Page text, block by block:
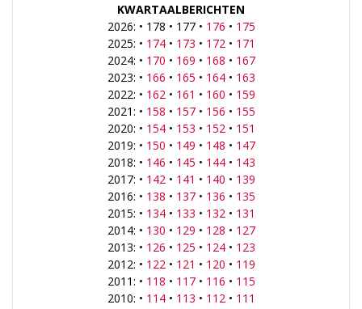
KWARTAALBERICHTEN
2026: • 178 • 177 • 176 • 175
2025: • 174• 173 • 172 • 171
2024: • 170 • 169 • 168 • 167
2023: • 166 • 165 • 164• 163
2022: • 162 • 161 • 160 • 159
2021: • 158 • 157• 156 • 155
2020: • 154• 153 • 152 • 151
2019: • 150 • 149 • 148 • 147
2018: • 146 • 145 • 144• 143
2017: • 142 • 141 • 140 • 139
2016: • 138 • 137• 136 • 135
2015: • 134• 133 • 132 • 131
2014: • 130 • 129 • 128 • 127
2013: • 126 • 125 • 124• 123
2012: • 122 • 121 • 120 • 119
2011: • 118 • 117• 116 • 115
2010: • 114• 113 • 112 • 111